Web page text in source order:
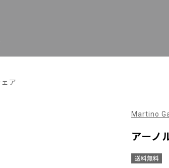
ェア
Martino
アーノ